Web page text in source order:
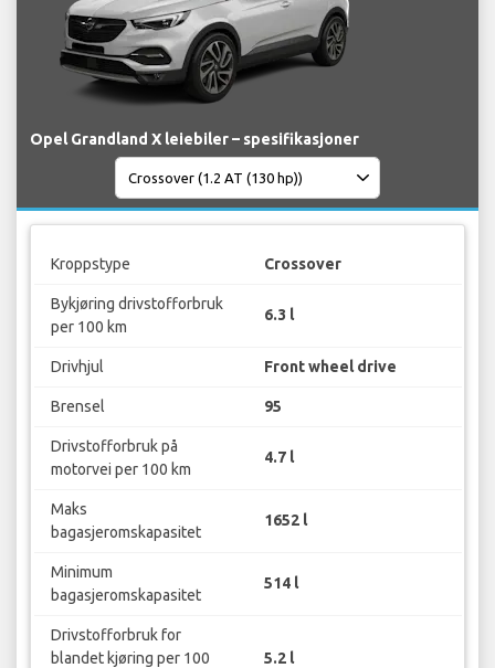
Opel Grandland X leiebiler – spesifikasjoner
Kroppstype Crossover
Bykjøring drivstofforbruk
per 100 km
6.3 l
Drivhjul Front wheel drive
Brensel 95
Drivstofforbruk på
motorvei per 100 km
4.7 l
Maks
bagasjeromskapasitet
1652 l
Minimum
bagasjeromskapasitet
514 l
Drivstofforbruk for
blandet kjøring per 100
5.2 l